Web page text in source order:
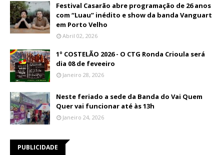
Festival Casarão abre programação de 26 anos
com “Luau” inédito e show da banda Vanguart
em Porto Velho
Abril 02, 2026
1º COSTELÃO 2026 - O CTG Ronda Crioula será
dia 08 de feveeiro
Janeiro 28, 2026
Neste feriado a sede da Banda do Vai Quem
Quer vai funcionar até às 13h
Janeiro 24, 2026
PUBLICIDADE